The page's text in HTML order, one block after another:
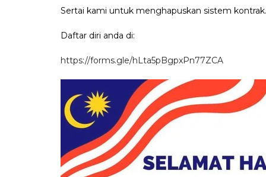
Sertai kami untuk menghapuskan sistem kontrak.
Daftar diri anda di:
https://forms.gle/hLta5pBgpxPn77ZCA